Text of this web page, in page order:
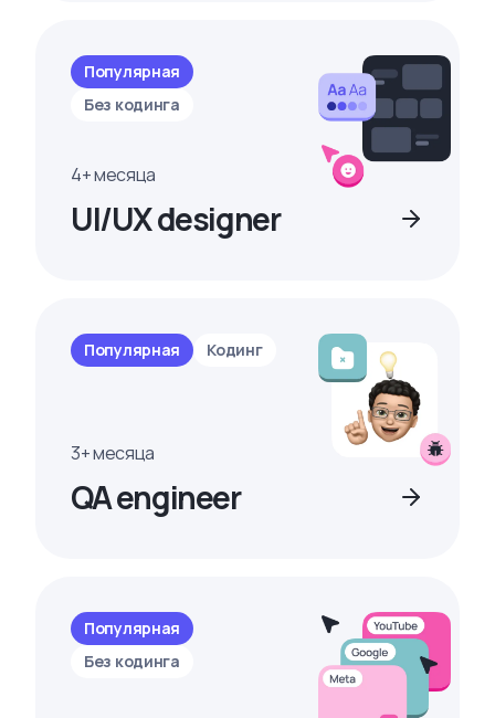
Популярная
Без кодинга
4+ месяца
UI/UX designer
Популярная Кодинг
3+ месяца
QA engineer
Популярная
Без кодинга